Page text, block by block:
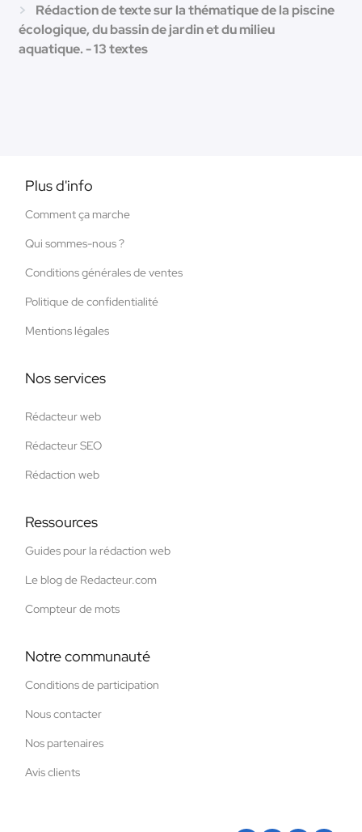
Rédaction de texte sur la thématique de la piscine
écologique, du bassin de jardin et du milieu
aquatique. - 13 textes
Plus d'info
Comment ça marche
Qui sommes-nous ?
Conditions générales de ventes
Politique de confidentialité
Mentions légales
Nos services
Rédacteur web
Rédacteur SEO
Rédaction web
Ressources
Guides pour la rédaction web
Le blog de Redacteur.com
Compteur de mots
Notre communauté
Conditions de participation
Nous contacter
Nos partenaires
Avis clients